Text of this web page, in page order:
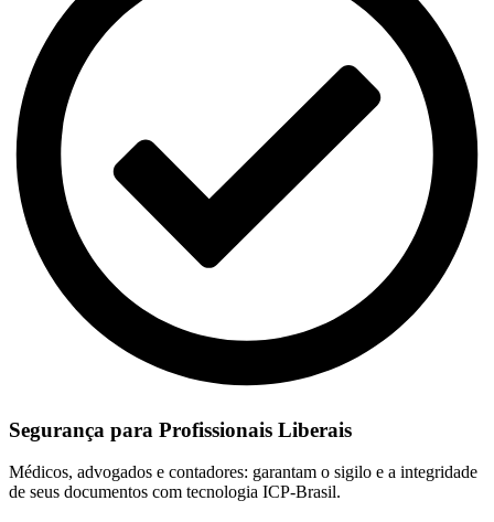
Segurança para Profissionais Liberais
Médicos, advogados e contadores: garantam o sigilo e a integridade
de seus documentos com tecnologia ICP-Brasil.